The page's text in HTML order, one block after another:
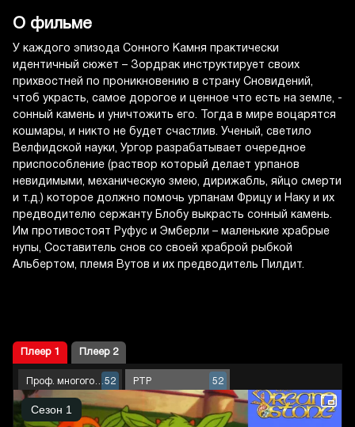
О фильме
У каждого эпизода Сонного Камня практически
идентичный сюжет – Зордрак инструктирует своих
прихвостней по проникновению в страну Сновидений,
чтоб украсть, самое дорогое и ценное что есть на земле, -
сонный камень и уничтожить его. Тогда в мире воцарятся
кошмары, и никто не будет счастлив. Ученый, светило
Велфидской науки, Ургор разрабатывает очередное
приспособление (раствор который делает урпанов
невидимыми, механическую змею, дирижабль, яйцо смерти
и т.д.) которое должно помочь урпанам Фрицу и Наку и их
предводителю сержанту Блобу выкрасть сонный камень.
Им противостоят Руфус и Эмберли – маленькие храбрые
нупы, Составитель снов со своей храброй рыбкой
Альбертом, племя Вутов и их предводитель Пилдит.
Плеер 1 Плеер 2
52 РТР 52